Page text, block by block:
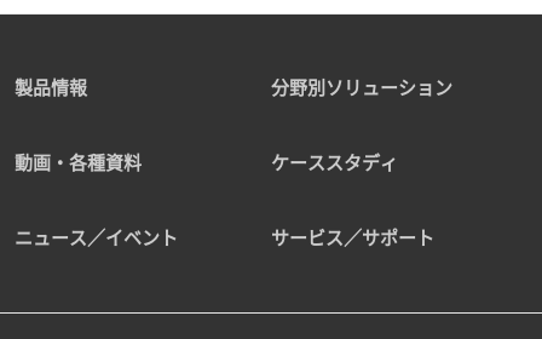
製品情報 分野別ソリューション
動画・各種資料 ケーススタディ
ニュース／イベント サービス／サポート